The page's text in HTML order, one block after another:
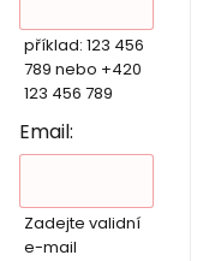
příklad: 123 456
789 nebo +420
123 456 789
Email:
Zadejte validní
e-mail